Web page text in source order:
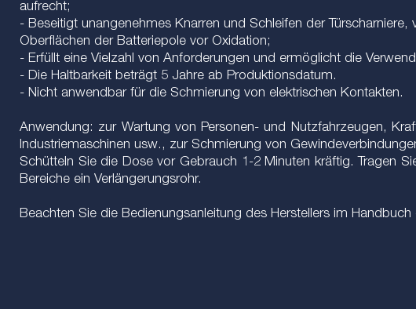
aufrecht;
- Beseitigt unangenehmes Knarren und Schleifen der
Oberflächen der Batteriepole vor Oxidation;
- Erfüllt eine Vielzahl von Anforderungen und ermöglicht die
- Die Haltbarkeit beträgt 5 Jahre ab Produktionsdatum.
- Nicht anwendbar für die Schmierung von elektrischen Kontakten.
Anwendung: zur Wartung von Personen- und Nutzfahrzeugen,
Industriemaschinen usw., zur Schmierung von
Schütteln Sie die Dose vor Gebrauch 1-2 Minuten kräftig. Tragen
Bereiche ein Verlängerungsrohr.
Beachten Sie die Bedienungsanleitung des Herstellers im Handbuch